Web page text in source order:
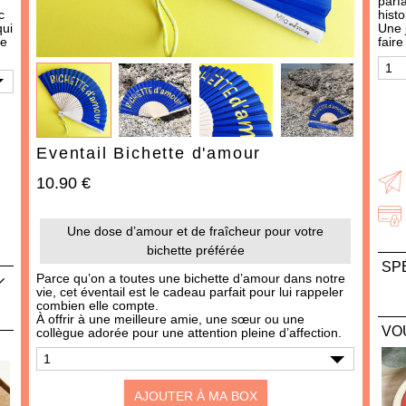
Eventail Bichette d'amour
10.90 €
Une dose d’amour et de fraîcheur pour votre
bichette préférée
Parce qu’on a toutes une bichette d’amour dans notre
vie, cet éventail est le cadeau parfait pour lui rappeler
combien elle compte.
À offrir à une meilleure amie, une sœur ou une
collègue adorée pour une attention pleine d’affection.
AJOUTER À MA BOX
Une
ou
OCCASIONS
THÈMES
487 produits
AJOUTER À MA BOX
Moutarde à l'ancienne -
douce
3.90 €
AJOUTER À MA BOX
Moutarde au piment